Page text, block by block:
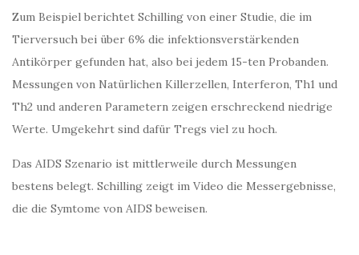
Zum Beispiel berichtet Schilling von einer Studie, die im
Tierversuch bei über 6% die infektionsverstärkenden
Antikörper gefunden hat, also bei jedem 15-ten Probanden.
Messungen von Natürlichen Killerzellen, Interferon, Th1 und
Th2 und anderen Parametern zeigen erschreckend niedrige
Werte. Umgekehrt sind dafür Tregs viel zu hoch.
Das AIDS Szenario ist mittlerweile durch Messungen
bestens belegt. Schilling zeigt im Video die Messergebnisse,
die die Symtome von AIDS beweisen.